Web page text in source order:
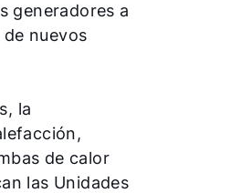
generadores a
nuevos
la
de calor
las Unidades